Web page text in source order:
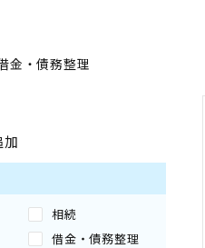
金・債務整理に
金・債務整理
相続
借金・債務整理